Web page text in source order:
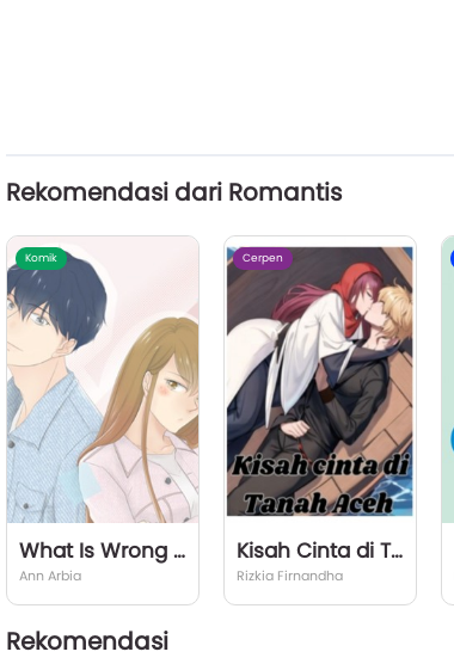
Rekomendasi dari Romantis
Komik
What Is Wrong With My Bodyguard?!
Ann Arbia
Cerpen
Kisah Cinta di Tanah Aceh
Rizkia Firnandha
Rekomendasi